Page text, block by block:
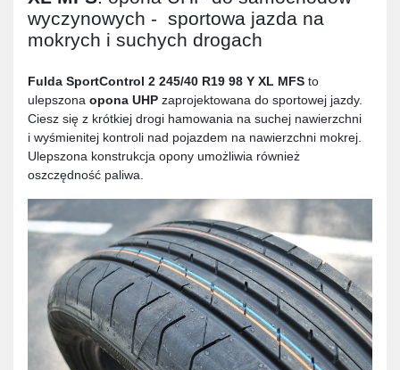
wyczynowych - sportowa jazda na
mokrych i suchych drogach
Fulda SportControl 2 245/40 R19 98 Y XL MFS to
ulepszona opona UHP zaprojektowana do sportowej jazdy.
Ciesz się z krótkiej drogi hamowania na suchej nawierzchni
i wyśmienitej kontroli nad pojazdem na nawierzchni mokrej.
Ulepszona konstrukcja opony umożliwia również
oszczędność paliwa.